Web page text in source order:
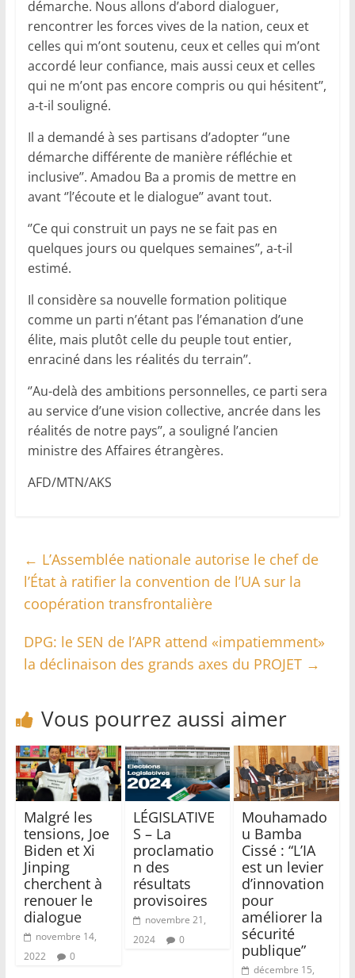
démarche. Nous allons d’abord dialoguer,
rencontrer les forces vives de la nation, ceux et
celles qui m’ont soutenu, ceux et celles qui m’ont
accordé leur confiance, mais aussi ceux et celles
qui ne m’ont pas encore compris ou qui hésitent’’,
a-t-il souligné.
Il a demandé à ses partisans d’adopter ‘’une
démarche différente de manière réfléchie et
inclusive’’. Amadou Ba a promis de mettre en
avant ‘’l’écoute et le dialogue’’ avant tout.
‘’Ce qui construit un pays ne se fait pas en
quelques jours ou quelques semaines’’, a-t-il
estimé.
Il considère sa nouvelle formation politique
comme un parti n’étant pas l’émanation d’une
élite, mais plutôt celle du peuple tout entier,
enraciné dans les réalités du terrain’’.
‘’Au-delà des ambitions personnelles, ce parti sera
au service d’une vision collective, ancrée dans les
réalités de notre pays’’, a souligné l’ancien
ministre des Affaires étrangères.
AFD/MTN/AKS
← L’Assemblée nationale autorise le chef de
l’État à ratifier la convention de l’UA sur la
coopération transfrontalière
DPG: le SEN de l’APR attend «impatiemment»
la déclinaison des grands axes du PROJET →
Vous pourrez aussi aimer
Malgré les
tensions, Joe
Biden et Xi
Jinping
cherchent à
renouer le
dialogue
novembre 14,
2022
0
LÉGISLATIVE
S – La
proclamatio
n des
résultats
provisoires
novembre 21,
2024
0
Mouhamado
u Bamba
Cissé : “L’IA
est un levier
d’innovation
pour
améliorer la
sécurité
publique”
décembre 15,